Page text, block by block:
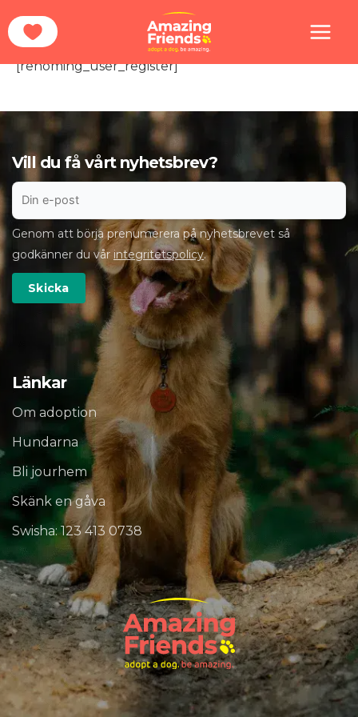
till
Hem Registration
[rehoming_user_register]
Länkar
Om adoption
Hundarna
Bli jourhem
Skänk en gåva
Swisha: 123 413 0738
Vill du få vårt nyhetsbrev?
Genom att börja prenumerera på nyhetsbrevet så
godkänner du vår integritetspolicy.